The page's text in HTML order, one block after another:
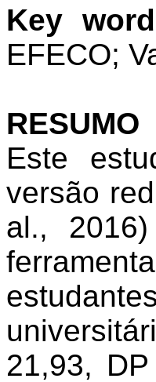
Key
EFECO;
RESUMO
Este
versão
al.,
21,93,